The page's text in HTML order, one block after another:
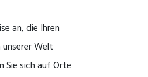
an, die Ihren
Welt
Sie sich auf Orte